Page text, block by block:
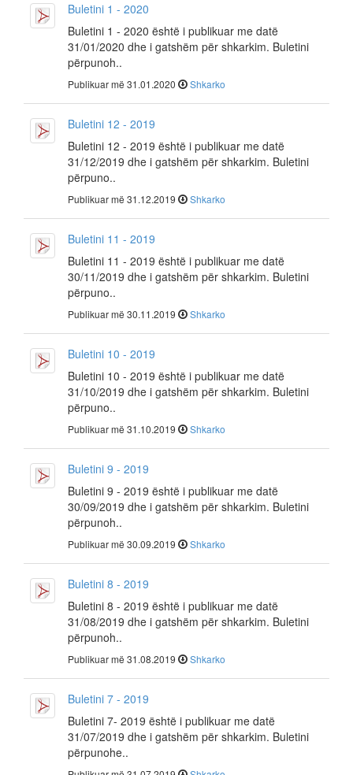
Buletini 1 - 2020
Buletini 1 - 2020 është i publikuar me datë
31/01/2020 dhe i gatshëm për shkarkim. Buletini
përpunoh..
Publikuar më 31.01.2020 Shkarko
Buletini 12 - 2019
Buletini 12 - 2019 është i publikuar me datë
31/12/2019 dhe i gatshëm për shkarkim. Buletini
përpuno..
Publikuar më 31.12.2019 Shkarko
Buletini 11 - 2019
Buletini 11 - 2019 është i publikuar me datë
30/11/2019 dhe i gatshëm për shkarkim. Buletini
përpuno..
Publikuar më 30.11.2019 Shkarko
Buletini 10 - 2019
Buletini 10 - 2019 është i publikuar me datë
31/10/2019 dhe i gatshëm për shkarkim. Buletini
përpuno..
Publikuar më 31.10.2019 Shkarko
Buletini 9 - 2019
Buletini 9 - 2019 është i publikuar me datë
30/09/2019 dhe i gatshëm për shkarkim. Buletini
përpunoh..
Publikuar më 30.09.2019 Shkarko
Buletini 8 - 2019
Buletini 8 - 2019 është i publikuar me datë
31/08/2019 dhe i gatshëm për shkarkim. Buletini
përpunoh..
Publikuar më 31.08.2019 Shkarko
Buletini 7 - 2019
Buletini 7- 2019 është i publikuar me datë
31/07/2019 dhe i gatshëm për shkarkim. Buletini
përpunohe..